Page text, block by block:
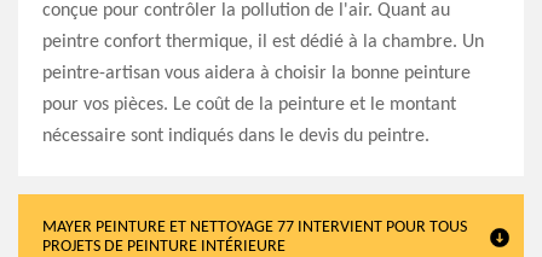
conçue pour contrôler la pollution de l'air. Quant au
peintre confort thermique, il est dédié à la chambre. Un
peintre-artisan vous aidera à choisir la bonne peinture
pour vos pièces. Le coût de la peinture et le montant
nécessaire sont indiqués dans le devis du peintre.
MAYER PEINTURE ET NETTOYAGE 77 INTERVIENT POUR TOUS
PROJETS DE PEINTURE INTÉRIEURE